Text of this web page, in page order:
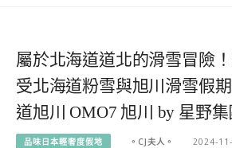
屬於北海道道北的滑雪冒險
受北海道粉雪與旭川滑雪假
道旭川 OMO7 旭川 by 星野集
品味日本輕奢度假地 。CJ夫人。 2024-